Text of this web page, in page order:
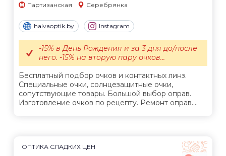
Партизанская Серебрянка
halvaoptik.by Instagram
Бесплатный подбор очков и контактных линз.
Специальные очки, солнцезащитные очки,
сопутствующие товары. Большой выбор оправ.
Изготовление очков по рецепту. Ремонт оправ....
-15% в День Рождения и за 3 дня до/после
него. -15% на вторую пару очков...
ОПТИКА СЛАДКИХ ЦЕН